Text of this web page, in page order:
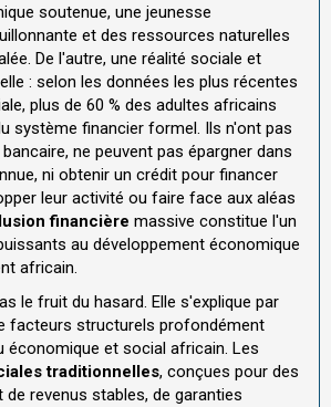
soutenue, une jeunesse
et des ressources naturelles
De l'autre, une réalité sociale et
: selon les données les plus récentes
plus de 60 % des adultes africains
système financier formel. Ils n'ont pas
ne peuvent pas épargner dans
ni obtenir un crédit pour financer
leur activité ou faire face aux aléas
financière massive constitue l'un
au développement économique
africain.
le fruit du hasard. Elle s'explique par
facteurs structurels profondément
économique et social africain. Les
traditionnelles, conçues pour des
revenus stables, de garanties